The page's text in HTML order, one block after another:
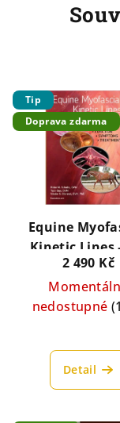
Tip
Doprava zdarma
Equine
Kinetic Lines
2 490 Kč
nedostupné
Detail